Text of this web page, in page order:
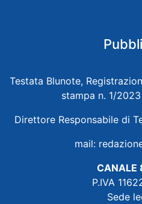
Testata Blunote,
stampa n. 1/
Direttore Responsabile di
mail:
CANALE
P.IVA
Sede